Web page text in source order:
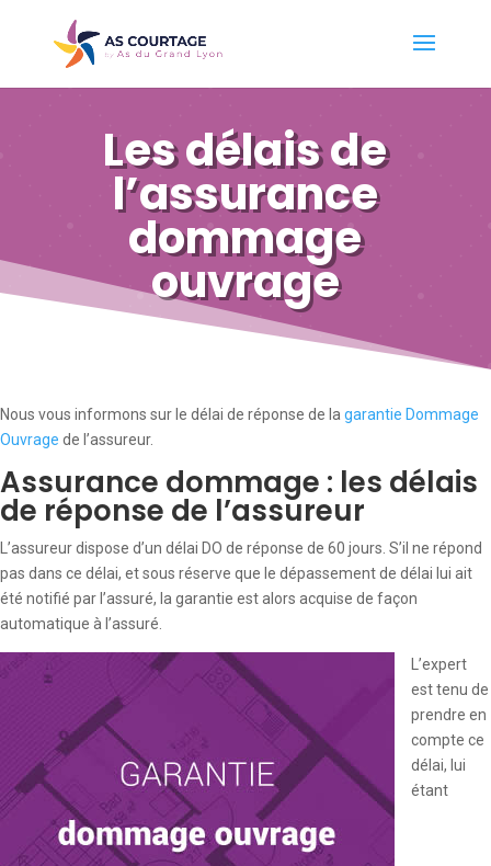
Les délais de
l’assurance
dommage
ouvrage
Nous vous informons sur le délai de réponse de la garantie Dommage
Ouvrage de l’assureur.
Assurance dommage : les délais
de réponse de l’assureur
L’assureur dispose d’un délai DO de réponse de 60 jours. S’il ne répond
pas dans ce délai, et sous réserve que le dépassement de délai lui ait
été notifié par l’assuré, la garantie est alors acquise de façon
automatique à l’assuré.
L’expert
est tenu de
prendre en
compte ce
délai, lui
étant